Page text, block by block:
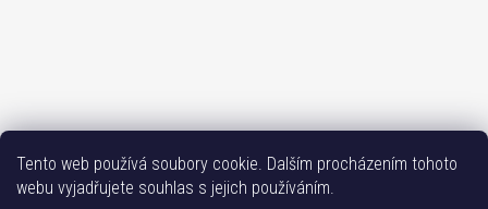
Tento web používá soubory cookie. Dalším procházením tohoto
webu vyjadřujete souhlas s jejich používáním.